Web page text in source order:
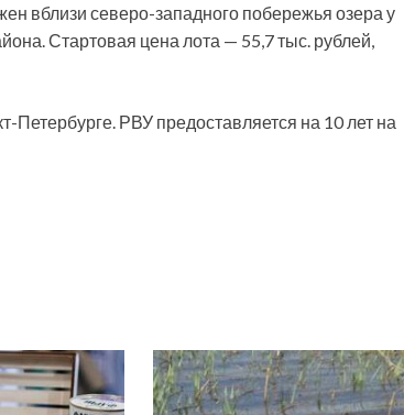
вблизи северо-западного побережья озера у
Стартовая цена лота — 55,7 тыс. рублей,
Петербурге. РВУ предоставляется на 10 лет на